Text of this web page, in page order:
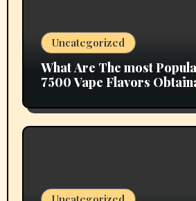
Uncategorized
What Are The most
7500 Vape Flavors